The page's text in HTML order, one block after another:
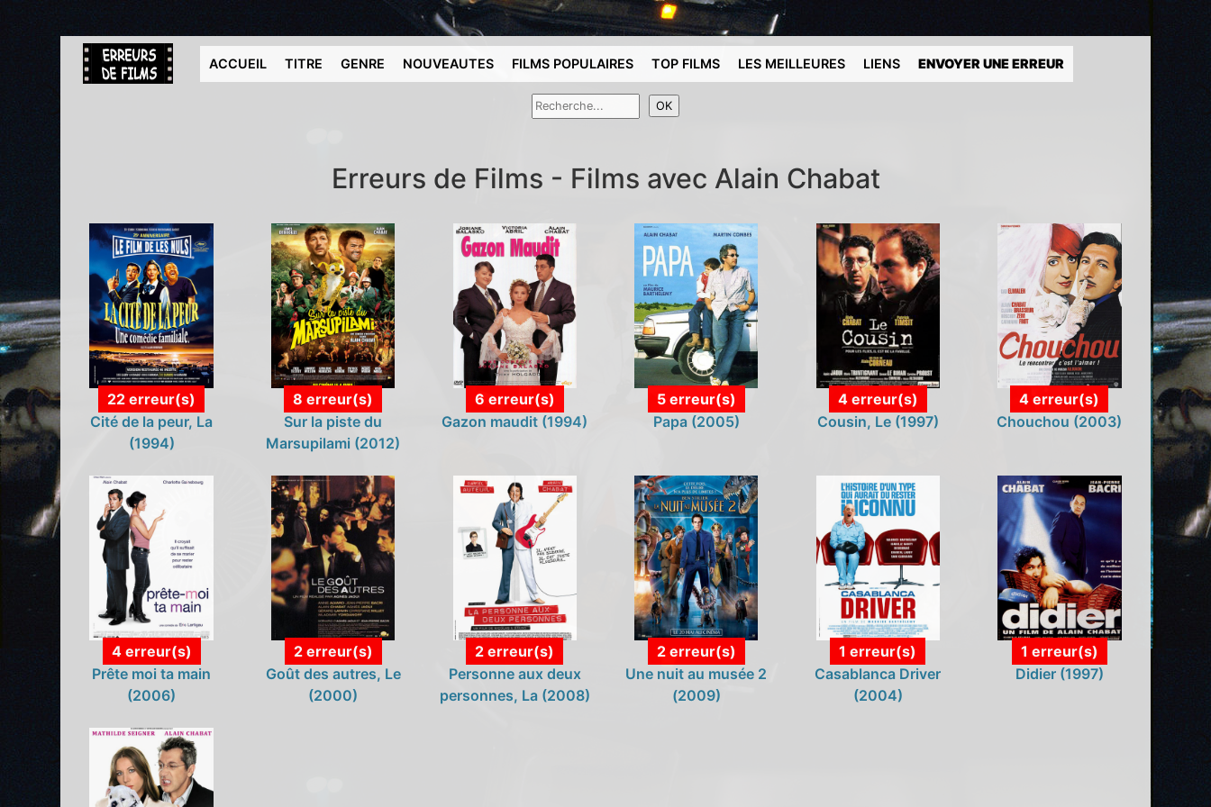
ACCUEIL TITRE GENRE NOUVEAUTES FILMS POPULAIRES TOP FILMS LES MEILLEURES LIENS ENVOYER UNE ERREUR
Erreurs de Films - Films avec Alain Chabat
22 erreur(s)
Cité de la peur, La
(1994)
8 erreur(s)
Sur la piste du
Marsupilami (2012)
6 erreur(s)
Gazon maudit (1994)
5 erreur(s)
Papa (2005)
4 erreur(s)
Cousin, Le (1997)
4 erreur(s)
Chouchou (2003)
4 erreur(s)
Prête moi ta main
(2006)
2 erreur(s)
Goût des autres, Le
(2000)
2 erreur(s)
Personne aux deux
personnes, La (2008)
2 erreur(s)
Une nuit au musée 2
(2009)
1 erreur(s)
Casablanca Driver
(2004)
1 erreur(s)
Didier (1997)